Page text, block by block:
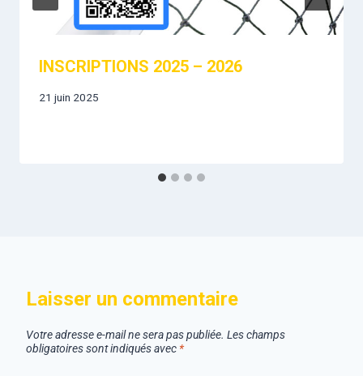
INSCRIPTIONS 2025 – 2026
21 juin 2025
Laisser un commentaire
Votre adresse e-mail ne sera pas publiée. Les champs
obligatoires sont indiqués avec *